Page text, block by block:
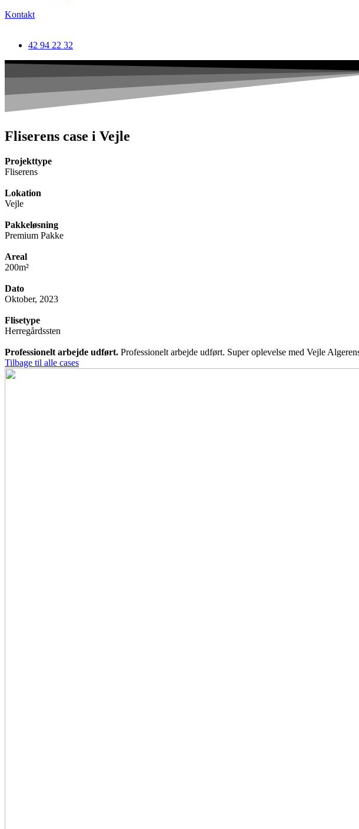
Kontakt
42 94 22 32
Fliserens case i Vejle
Projekttype
Fliserens
Lokation
Vejle
Pakkeløsning
Premium Pakke
Areal
200m²
Dato
Oktober, 2023
Flisetype
Herregårdssten
Professionelt arbejde udført. Professionelt arbejde udført. Super oplevelse med Vejle
Tilbage til alle cases